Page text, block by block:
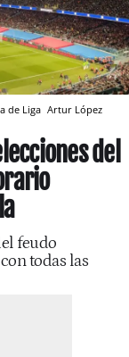
de Liga Artur López
del
feudo
todas las